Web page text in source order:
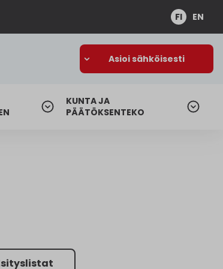
FI EN
Asioi sähköisesti
KUNTA JA
PÄÄTÖKSENTEKO